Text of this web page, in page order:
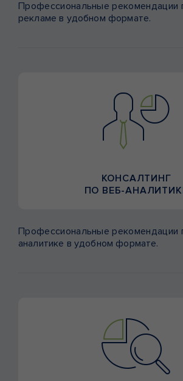
Профессиональные рекомендации
рекламе в удобном формате.
КОНСАЛТИНГ
ПО ВЕБ-
Профессиональные рекомендации
аналитике в удобном формате.